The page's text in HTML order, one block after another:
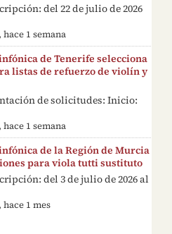
del 22 de julio de 2026
,hace 1 semana
de Tenerife selecciona
listas de refuerzo de violín y
de solicitudes: Inicio:
,hace 1 semana
de la Región de Murcia
para viola tutti sustituto
del 3 de julio de 2026 al
,hace 1 mes